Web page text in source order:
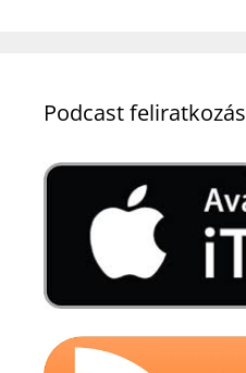
Podcast feliratkozás